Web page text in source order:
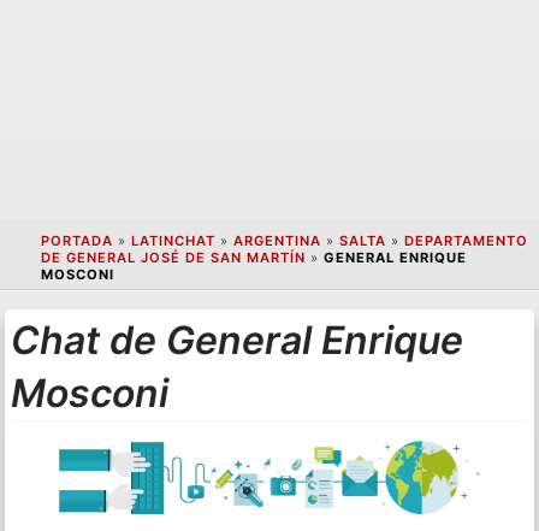
PORTADA » LATINCHAT » ARGENTINA » SALTA » DEPARTAMENTO
DE GENERAL JOSÉ DE SAN MARTÍN » GENERAL ENRIQUE
MOSCONI
Chat de General Enrique
Mosconi